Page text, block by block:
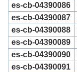
es-cb-04390086
es-cb-04390087
es-cb-04390088
es-cb-04390089
es-cb-04390090
es-cb-04390091